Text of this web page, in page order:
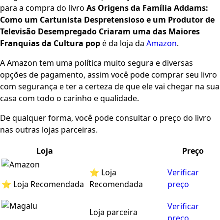
para a compra do livro As Origens da Família Addams:
Como um Cartunista Despretensioso e um Produtor de
Televisão Desempregado Criaram uma das Maiores
Franquias da Cultura popé da loja da Amazon.
A Amazon tem uma política muito segura e diversas
opções de pagamento, assim você pode comprar seu livro
com segurança e ter a certeza de que ele vai chegar na sua
casa com todo o carinho e qualidade.
De qualquer forma, você pode consultar o preço do livro
nas outras lojas parceiras.
Loja
Preço
⭐ Loja Recomendada
⭐ Loja
Recomendada
Verificar
preço
Loja parceira
Verificar